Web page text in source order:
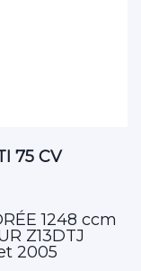
75 CV
1248 ccm
Z13DTJ
2005